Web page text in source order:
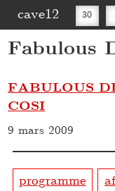
cave12 30
Fabulous
FABULOUS
COSI
9 mars 2009
programme